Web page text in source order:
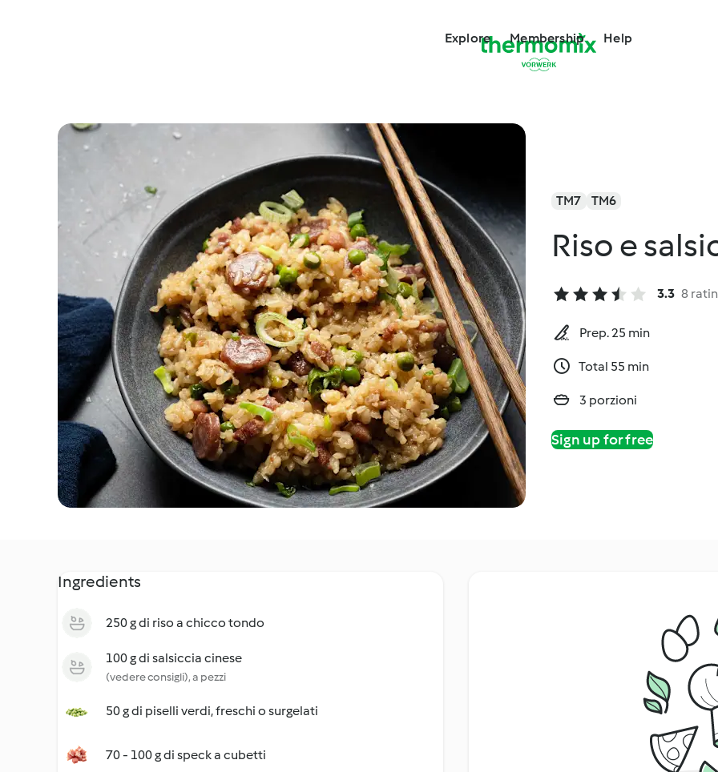
Explore Membership Help
TM7 TM6
Riso e
3.3 8
Prep. 25 min
Total 55 min
3 porzioni
Sign up for free
Ingredients
250 g di riso a chicco tondo
100 g di salsiccia cinese
(vedere consigli), a pezzi
50 g di piselli verdi, freschi o surgelati
70 - 100 g di speck a cubetti